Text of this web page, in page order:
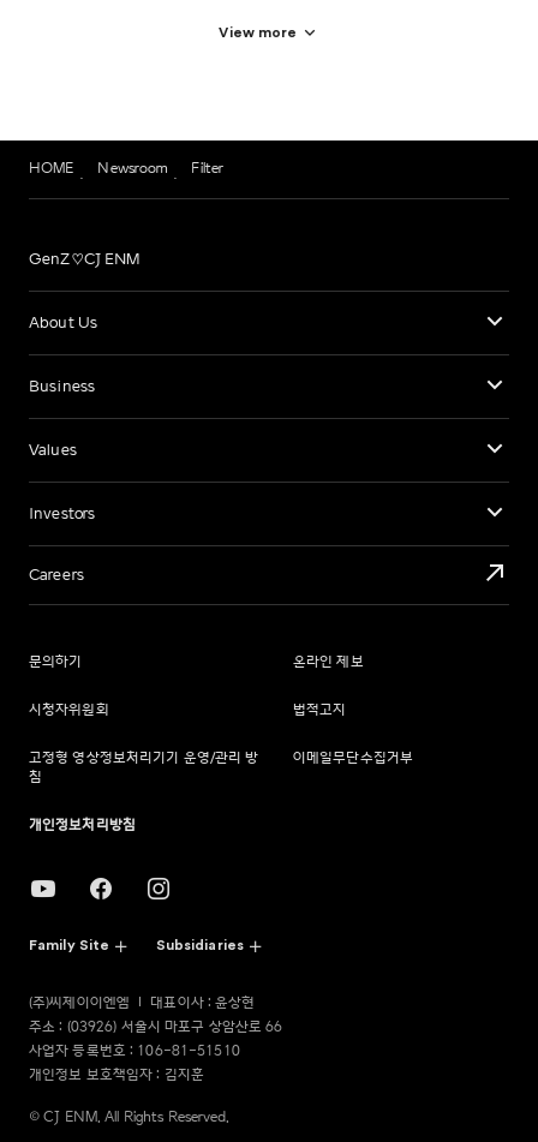
View more
HOME Newsroom Filter
GenZ♡CJ ENM
About Us
Business
Values
Investors
Careers
문의하기 온라인 제보
시청자위원회 법적고지
고정형 영상정보처리기기 운영/관리 방
침
이메일무단수집거부
개인정보처리방침
Family Site Subsidiaries
(주)씨제이이엔엠
대표이사 : 윤상현
주소 : (03926) 서울시 마포구 상암산로 66
사업자 등록번호 : 106-81-51510
개인정보 보호책임자 : 김지훈
© CJ ENM. All Rights Reserved.